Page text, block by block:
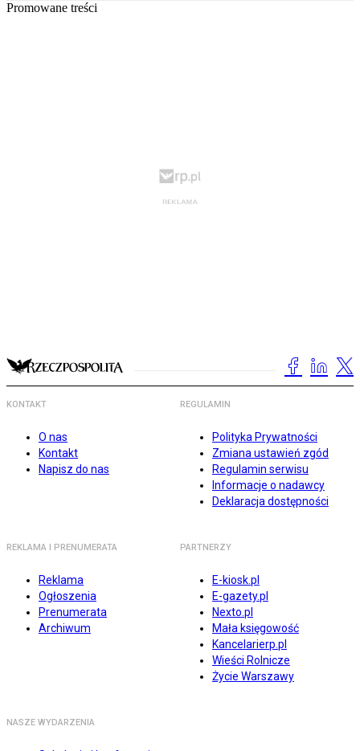
Promowane treści
KONTAKT
O nas
Kontakt
Napisz do nas
REGULAMIN
Polityka Prywatności
Zmiana ustawień zgód
Regulamin serwisu
Informacje o nadawcy
Deklaracja dostępności
REKLAMA I PRENUMERATA
Reklama
Ogłoszenia
Prenumerata
Archiwum
PARTNERZY
E-kiosk.pl
E-gazety.pl
Nexto.pl
Mała księgowość
Kancelarierp.pl
Wieści Rolnicze
Życie Warszawy
NASZE WYDARZENIA